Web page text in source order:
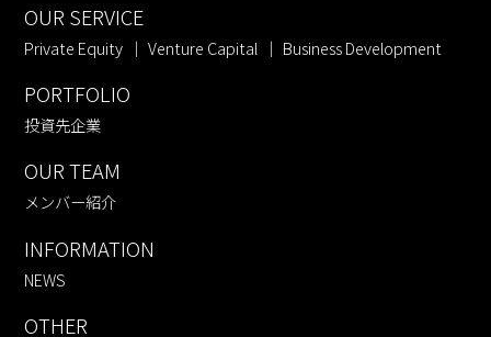
OUR SERVICE
Private Equity Venture Capital Business Development
PORTFOLIO
投資先企業
OUR TEAM
メンバー紹介
INFORMATION
NEWS
OTHER